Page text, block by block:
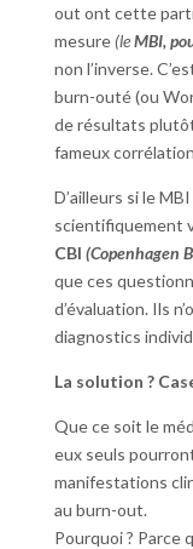
out ont cette
mesure (leMBI,
non l’inverse.
burn-outé (ou
de résultats
fameux
D’ailleurs si le
scientifiquement
CBI (Copenhagen
que ces
d’évaluation. Ils
diagnostics
La solution ?
Que ce soit le
eux seuls
manifestations
au burn-out.
Pourquoi ? Parce